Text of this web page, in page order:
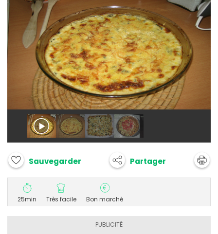
Sauvegarder Partager
25min Très facile Bon marché